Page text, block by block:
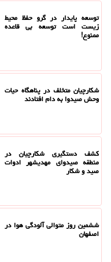
توسعه پایدار در گرو حفظ محیط
زیست است توسعه بی قاعده
ممنوع!
شکارچیان متخلف در پناهگاه حیات
وحش صیدوا به دام افتادند
کشف دستگیری شکارچیان در
منطقه صیدوای مهدیشهر ادوات
صید و شکار
ششمین روز متوالی آلودگی هوا در
اصفهان